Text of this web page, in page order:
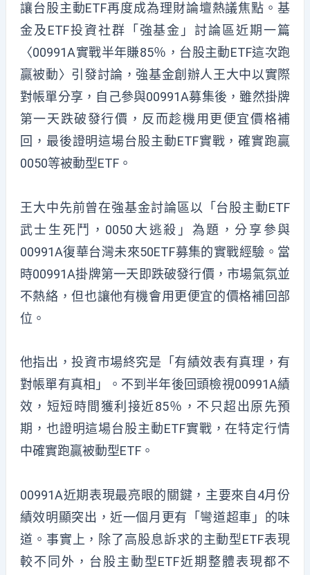
讓台股主動ETF再度成為理財論壇熱議焦點。基
金及ETF投資社群「強基金」討論區近期一篇
〈00991A實戰半年賺85％，台股主動ETF這次跑
贏被動〉引發討論，強基金創辦人王大中以實際
對帳單分享，自己參與00991A募集後，雖然掛牌
第一天跌破發行價，反而趁機用更便宜價格補
回，最後證明這場台股主動ETF實戰，確實跑贏
0050等被動型ETF。
王大中先前曾在強基金討論區以「台股主動ETF
武士生死鬥，0050大逃殺」為題，分享參與
00991A復華台灣未來50ETF募集的實戰經驗。當
時00991A掛牌第一天即跌破發行價，市場氣氛並
不熱絡，但也讓他有機會用更便宜的價格補回部
位。
他指出，投資市場終究是「有績效表有真理，有
對帳單有真相」。不到半年後回頭檢視00991A績
效，短短時間獲利接近85％，不只超出原先預
期，也證明這場台股主動ETF實戰，在特定行情
中確實跑贏被動型ETF。
00991A近期表現最亮眼的關鍵，主要來自4月份
績效明顯突出，近一個月更有「彎道超車」的味
道。事實上，除了高股息訴求的主動型ETF表現
較不同外，台股主動型ETF近期整體表現都不